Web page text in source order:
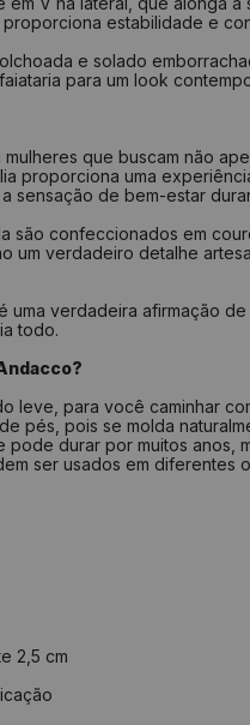
estabilidade e
e solado
para um look
que buscam não
proporciona uma
sensação de bem-estar
são confeccionados em
um verdadeiro detalhe
uma verdadeira afirmação
todo.
leve, para você caminhar
pés, pois se molda
pode durar por muitos
ser usados em diferentes
2,5 cm